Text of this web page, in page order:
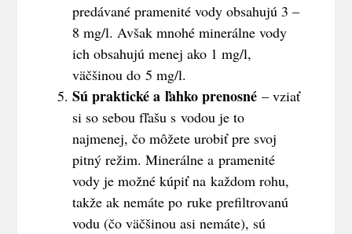
predávané pramenité vody obsahujú 3 –
8 mg/l. Avšak mnohé minerálne vody
ich obsahujú menej ako 1 mg/l,
väčšinou do 5 mg/l.
Sú praktické a ľahko prenosné – vziať
si so sebou fľašu s vodou je to
najmenej, čo môžete urobiť pre svoj
pitný režim. Minerálne a pramenité
vody je možné kúpiť na každom rohu,
takže ak nemáte po ruke prefiltrovanú
vodu (čo väčšinou asi nemáte), sú